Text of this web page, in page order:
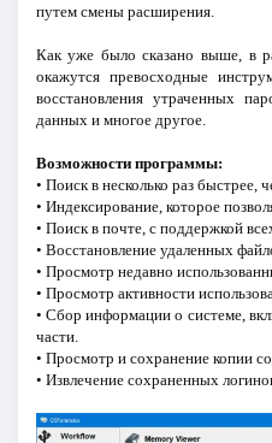
путем смены расширения.
Как уже было сказано выше, в
окажутся превосходные
восстановления утраченных
данных и многое другое.
Возможности программы:
• Поиск в несколько раз быстрее,
• Индексирование, которое
• Поиск в почте, с поддержкой
• Восстановление удаленных
• Просмотр недавно
• Просмотр активности
• Сбор информации о системе,
части.
• Просмотр и сохранение копии
• Извлечение сохраненных